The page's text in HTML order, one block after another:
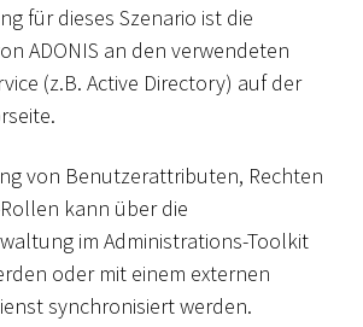
für dieses Szenario ist die
ADONIS an den verwendeten
(z.B. Active Directory) auf der
von Benutzerattributen, Rechten
kann über die
im Administrations-Toolkit
oder mit einem externen
synchronisiert werden.